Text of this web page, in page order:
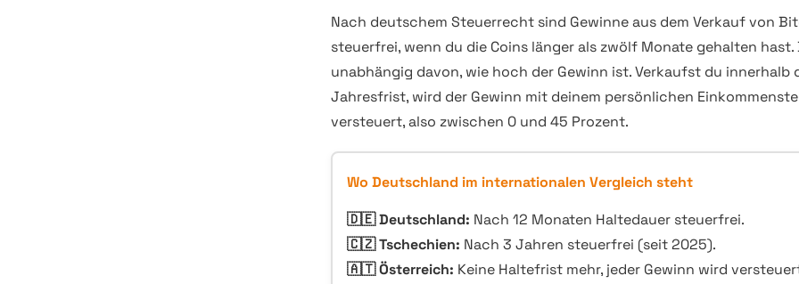
Nach deutschem Steuerrecht sind Gewinne aus dem Verkauf von
steuerfrei, wenn du die Coins länger als zwölf Monate gehalten hast.
unabhängig davon, wie hoch der Gewinn ist. Verkaufst du innerhalb
Jahresfrist, wird der Gewinn mit deinem persönlichen
versteuert, also zwischen 0 und 45 Prozent.
Wo Deutschland im internationalen Vergleich steht
🇩🇪 Deutschland: Nach 12 Monaten Haltedauer steuerfrei.
🇨🇿 Tschechien: Nach 3 Jahren steuerfrei (seit 2025).
🇦🇹 Österreich: Keine Haltefrist mehr, jeder Gewinn wird